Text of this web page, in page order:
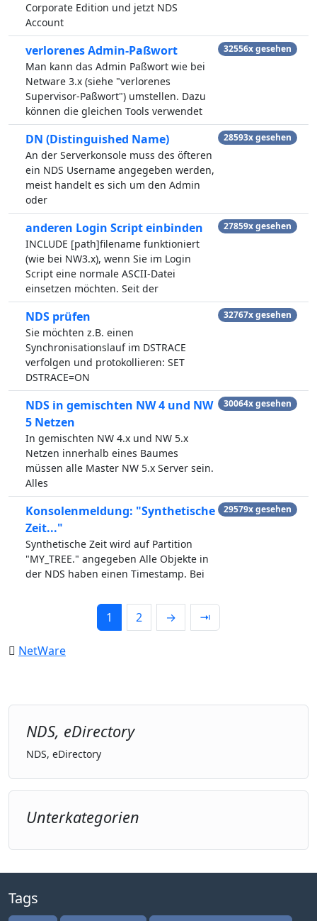
Corporate Edition und jetzt NDS
Account
verlorenes Admin-Paßwort
Man kann das Admin Paßwort wie bei
Netware 3.x (siehe "verlorenes
Supervisor-Paßwort") umstellen. Dazu
können die gleichen Tools verwendet
32556x gesehen
DN (Distinguished Name)
An der Serverkonsole muss des öfteren
ein NDS Username angegeben werden,
meist handelt es sich um den Admin
oder
28593x gesehen
anderen Login Script einbinden
INCLUDE [path]filename funktioniert
(wie bei NW3.x), wenn Sie im Login
Script eine normale ASCII-Datei
einsetzen möchten. Seit der
27859x gesehen
NDS prüfen
Sie möchten z.B. einen
Synchronisationslauf im DSTRACE
verfolgen und protokollieren: SET
DSTRACE=ON
32767x gesehen
NDS in gemischten NW 4 und NW
5 Netzen
In gemischten NW 4.x und NW 5.x
Netzen innerhalb eines Baumes
müssen alle Master NW 5.x Server sein.
Alles
30064x gesehen
Konsolenmeldung: "Synthetische
Zeit..."
Synthetische Zeit wird auf Partition
"MY_TREE." angegeben Alle Objekte in
der NDS haben einen Timestamp. Bei
29579x gesehen
1 2 → ⇥
NetWare
NDS, eDirectory
NDS, eDirectory
Unterkategorien
Tags